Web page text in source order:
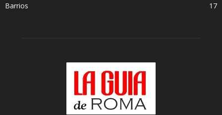
Barrios
17